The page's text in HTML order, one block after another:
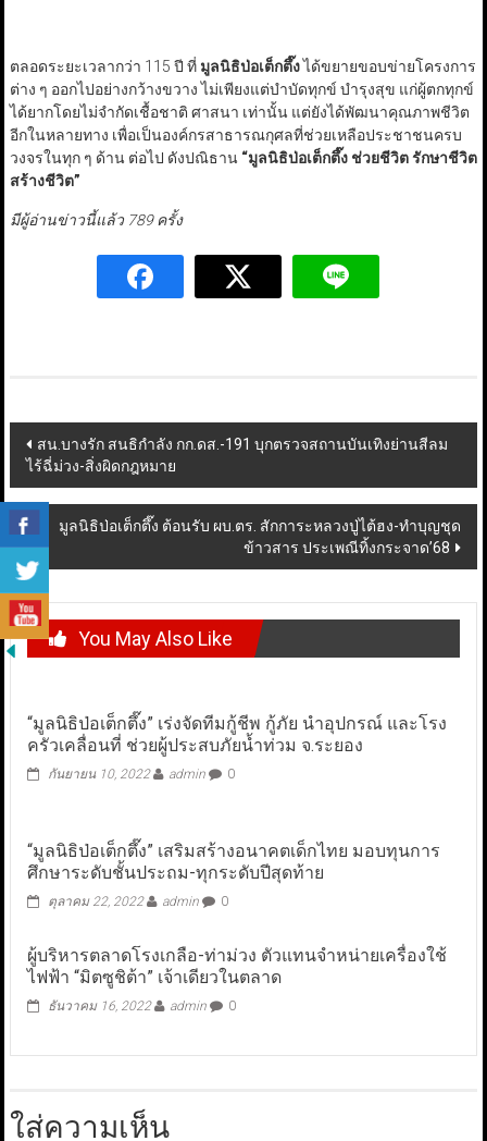
ตลอดระยะเวลากว่า 115 ปี ที่ มูลนิธิป่อเต็กตึ๊งได้ขยายขอบข่ายโครงการ
ต่าง ๆ ออกไปอย่างกว้างขวาง ไม่เพียงแต่บำบัดทุกข์ บำรุงสุข แก่ผู้ตกทุกข์
ได้ยากโดยไม่จำกัดเชื้อชาติ ศาสนา เท่านั้น แต่ยังได้พัฒนาคุณภาพชีวิต
อีกในหลายทาง เพื่อเป็นองค์กรสาธารณกุศลที่ช่วยเหลือประชาชนครบ
วงจรในทุก ๆ ด้าน ต่อไป ดังปณิธาน “มูลนิธิป่อเต็กตึ๊ง ช่วยชีวิต รักษาชีวิต
สร้างชีวิต”
มีผู้อ่านข่าวนี้แล้ว 789 ครั้ง
Post
navigation
สน.บางรัก สนธิกำลัง กก.ดส.-191 บุกตรวจสถานบันเทิงย่านสีลม
ไร้ฉี่ม่วง-สิ่งผิดกฎหมาย
มูลนิธิป่อเต็กตึ๊ง ต้อนรับ ผบ.ตร. สักการะหลวงปู่ไต้ฮง-ทำบุญชุด
ข้าวสาร ประเพณีทิ้งกระจาด’68
You May Also Like
“มูลนิธิป่อเต็กตึ๊ง” เร่งจัดทีมกู้ชีพ กู้ภัย นำอุปกรณ์ และโรง
ครัวเคลื่อนที่ ช่วยผู้ประสบภัยน้ำท่วม จ.ระยอง
กันยายน 10, 2022 admin 0
“มูลนิธิป่อเต็กตึ๊ง” เสริมสร้างอนาคตเด็กไทย มอบทุนการ
ศึกษาระดับชั้นประถม-ทุกระดับปีสุดท้าย
ตุลาคม 22, 2022 admin 0
ผู้บริหารตลาดโรงเกลือ-ท่าม่วง ตัวแทนจำหน่ายเครื่องใช้
ไฟฟ้า “มิตซูชิต้า” เจ้าเดียวในตลาด
ธันวาคม 16, 2022 admin 0
ใส่ความเห็น